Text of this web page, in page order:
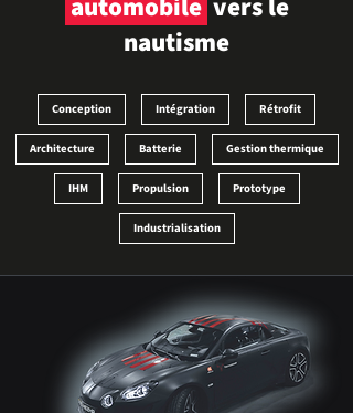
nautisme
Conception Intégration Rétrofit
Architecture Batterie Gestion thermique
IHM Propulsion Prototype
Industrialisation